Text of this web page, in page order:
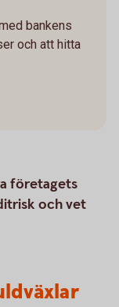
bankens
och att hitta
företagets
och vet